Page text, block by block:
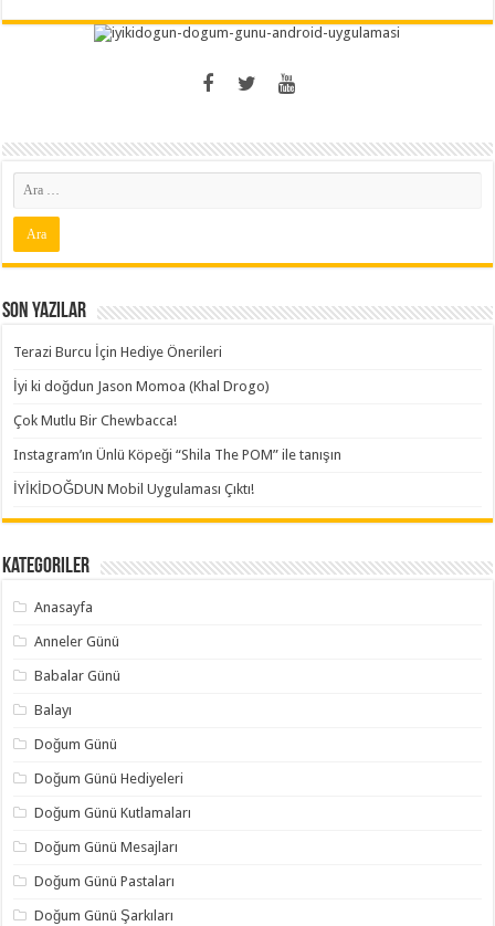
Son Yazılar
Terazi Burcu İçin Hediye Önerileri
İyi ki doğdun Jason Momoa (Khal Drogo)
Çok Mutlu Bir Chewbacca!
Instagram’ın Ünlü Köpeği “Shila The POM” ile tanışın
İYİKİDOĞDUN Mobil Uygulaması Çıktı!
Kategoriler
Anasayfa
Anneler Günü
Babalar Günü
Balayı
Doğum Günü
Doğum Günü Hediyeleri
Doğum Günü Kutlamaları
Doğum Günü Mesajları
Doğum Günü Pastaları
Doğum Günü Şarkıları